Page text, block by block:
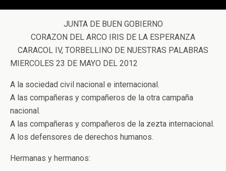
JUNTA DE BUEN GOBIERNO
CORAZON DEL ARCO IRIS DE LA ESPERANZA
CARACOL IV, TORBELLINO DE NUESTRAS PALABRAS
MIERCOLES 23 DE MAYO DEL 2012
A la sociedad civil nacional e internacional.
A las compañeras y compañeros de la otra campaña
nacional.
A las compañeras y compañeros de la zezta internacional.
A los defensores de derechos humanos.
Hermanas y hermanos: